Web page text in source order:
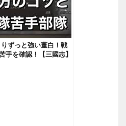
りずっと強い董白！戦
手を確認！【三國志】